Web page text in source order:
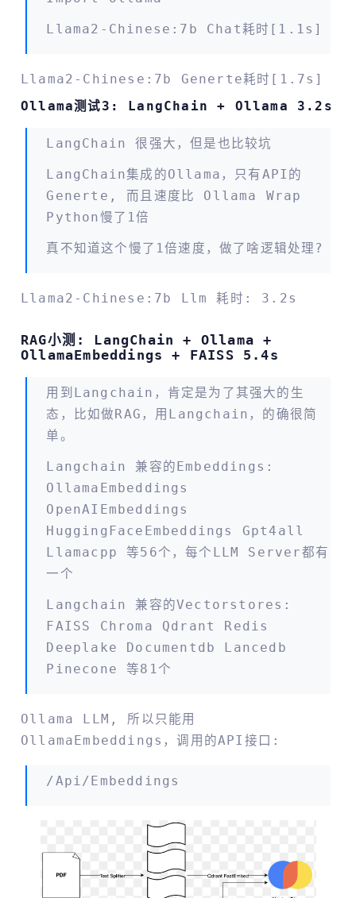
Llama2-Chinese:7b Chat耗时[1.1s]
Llama2-Chinese:7b Generte耗时[1.7s]
Ollama测试3: LangChain + Ollama 3.2s
LangChain 很强大，但是也比较坑
LangChain集成的ollama，只有API的
Generte, 而且速度比 Ollama Wrap
Python慢了1倍
真不知道这个慢了1倍速度，做了啥逻辑处理?
Llama2-Chinese:7b Llm 耗时: 3.2s
RAG小测: LangChain + Ollama +
OllamaEmbeddings + FAISS 5.4s
用到Langchain，肯定是为了其强大的生
态，比如做RAG，用Langchain，的确很简
单。
Langchain 兼容的embeddings:
OllamaEmbeddings
OpenAIEmbeddings
HuggingFaceEmbeddings Gpt4all
Llamacpp 等56个，每个LLM Server都有
一个
Langchain 兼容的vectorstores:
FAISS Chroma Qdrant Redis
Deeplake Documentdb Lancedb
Pinecone 等81个
Ollama LLM, 所以只能用
OllamaEmbeddings，调用的API接口:
/api/embeddings